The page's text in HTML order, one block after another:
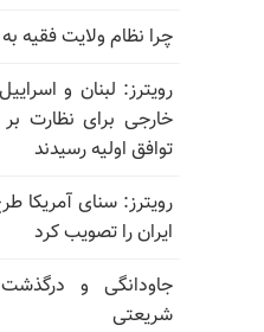
چرا نظام ولایت
رویترز: لبنان و
خارجی برای نظارت
توافق اولیه رسیدند
رویترز: سنای آمریکا
ایران را تصویب کرد
جاودانگی و
شریعتی